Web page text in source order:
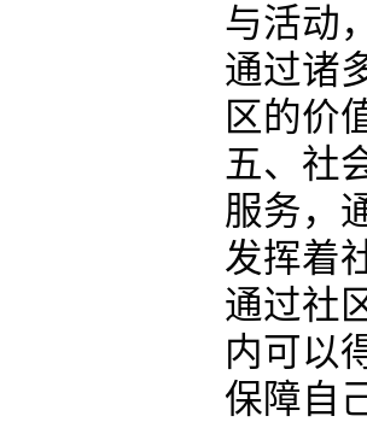
与活动
通过诸
区的价
五、社
服务，
发挥着
通过社
内可以
保障自